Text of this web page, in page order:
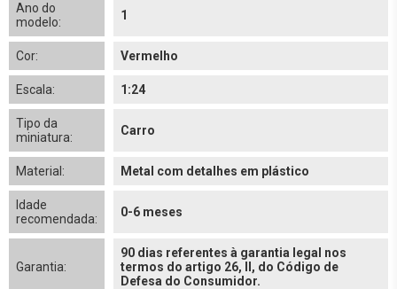
Ano do
modelo:
1
Cor: Vermelho
Escala: 1:24
Tipo da
miniatura:
Carro
Material: Metal com detalhes em plástico
Idade
recomendada:
0-6 meses
Garantia:
90 dias referentes à garantia legal nos
termos do artigo 26, II, do Código de
Defesa do Consumidor.